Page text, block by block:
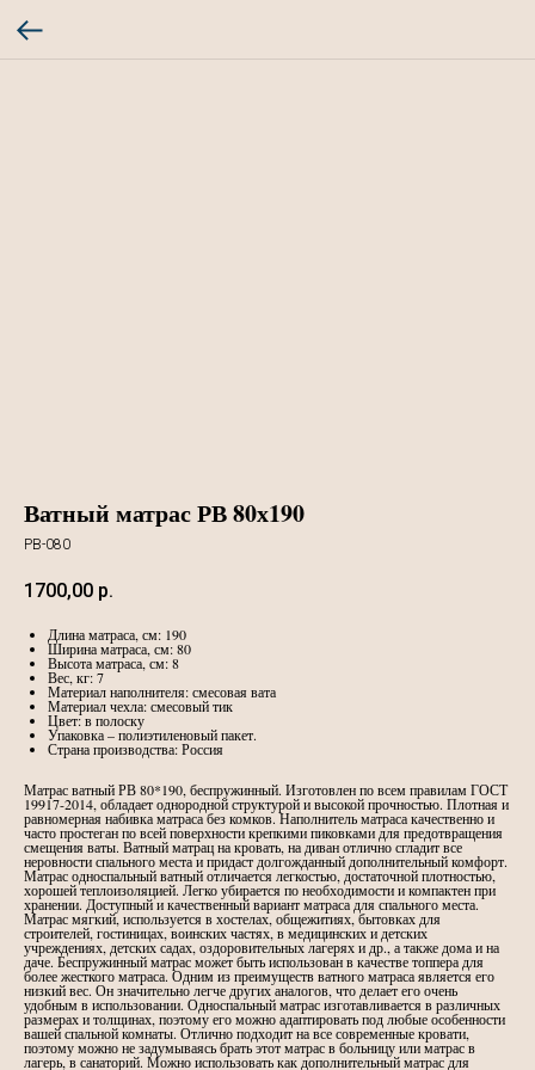
Ватный матрас РВ 80х190
РВ-080
1700,00 р.
Длина матраса, см: 190
Ширина матраса, см: 80
Высота матраса, см: 8
Вес, кг: 7
Материал наполнителя: смесовая вата
Материал чехла: смесовый тик
Цвет: в полоску
Упаковка – полиэтиленовый пакет.
Страна производства: Россия
Матрас ватный РВ 80*190, беспружинный. Изготовлен по всем правилам ГОСТ
19917-2014, обладает однородной структурой и высокой прочностью. Плотная и
равномерная набивка матраса без комков. Наполнитель матраса качественно и
часто простеган по всей поверхности крепкими пиковками для предотвращения
смещения ваты. Ватный матрац на кровать, на диван отлично сгладит все
неровности спального места и придаст долгожданный дополнительный комфорт.
Матрас односпальный ватный отличается легкостью, достаточной плотностью,
хорошей теплоизоляцией. Легко убирается по необходимости и компактен при
хранении. Доступный и качественный вариант матраса для спального места.
Матрас мягкий, используется в хостелах, общежитиях, бытовках для
строителей, гостиницах, воинских частях, в медицинских и детских
учреждениях, детских садах, оздоровительных лагерях и др., а также дома и на
даче. Беспружинный матрас может быть использован в качестве топпера для
более жесткого матраса. Одним из преимуществ ватного матраса является его
низкий вес. Он значительно легче других аналогов, что делает его очень
удобным в использовании. Односпальный матрас изготавливается в различных
размерах и толщинах, поэтому его можно адаптировать под любые особенности
вашей спальной комнаты. Отлично подходит на все современные кровати,
поэтому можно не задумываясь брать этот матрас в больницу или матрас в
лагерь, в санаторий. Можно использовать как дополнительный матрас для